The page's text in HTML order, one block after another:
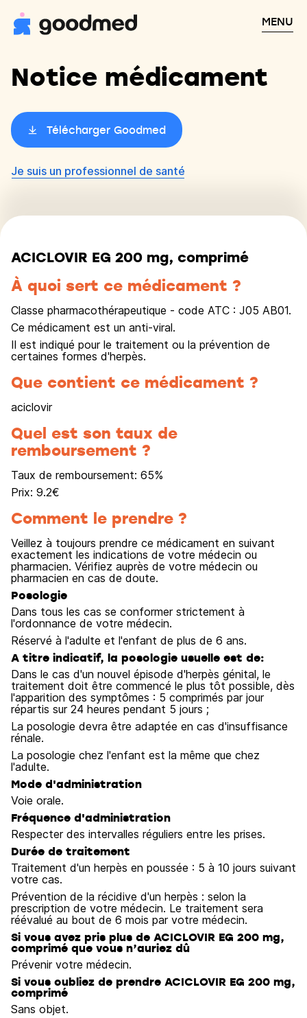
MENU
Notice médicament
Télécharger Goodmed
Je suis un professionnel de santé
ACICLOVIR EG 200 mg, comprimé
À quoi sert ce médicament ?
Classe pharmacothérapeutique - code ATC : J05 AB01.
Ce médicament est un anti-viral.
Il est indiqué pour le traitement ou la prévention de
certaines formes d'herpès.
Que contient ce médicament ?
aciclovir
Quel est son taux de
remboursement ?
Taux de remboursement: 65%
Prix: 9.2€
Comment le prendre ?
Veillez à toujours prendre ce médicament en suivant
exactement les indications de votre médecin ou
pharmacien. Vérifiez auprès de votre médecin ou
pharmacien en cas de doute.
Posologie
Dans tous les cas se conformer strictement à
l'ordonnance de votre médecin.
Réservé à l'adulte et l'enfant de plus de 6 ans.
A titre indicatif, la posologie usuelle est de:
Dans le cas d'un nouvel épisode d'herpès génital, le
traitement doit être commencé le plus tôt possible, dès
l'apparition des symptômes : 5 comprimés par jour
répartis sur 24 heures pendant 5 jours ;
La posologie devra être adaptée en cas d'insuffisance
rénale.
La posologie chez l'enfant est la même que chez
l'adulte.
Mode d'administration
Voie orale.
Fréquence d'administration
Respecter des intervalles réguliers entre les prises.
Durée de traitement
Traitement d'un herpès en poussée : 5 à 10 jours suivant
votre cas.
Prévention de la récidive d'un herpès : selon la
prescription de votre médecin. Le traitement sera
réévalué au bout de 6 mois par votre médecin.
Si vous avez pris plus de ACICLOVIR EG 200 mg,
comprimé que vous n’auriez dû
Prévenir votre médecin.
Si vous oubliez de prendre ACICLOVIR EG 200 mg,
comprimé
Sans objet.